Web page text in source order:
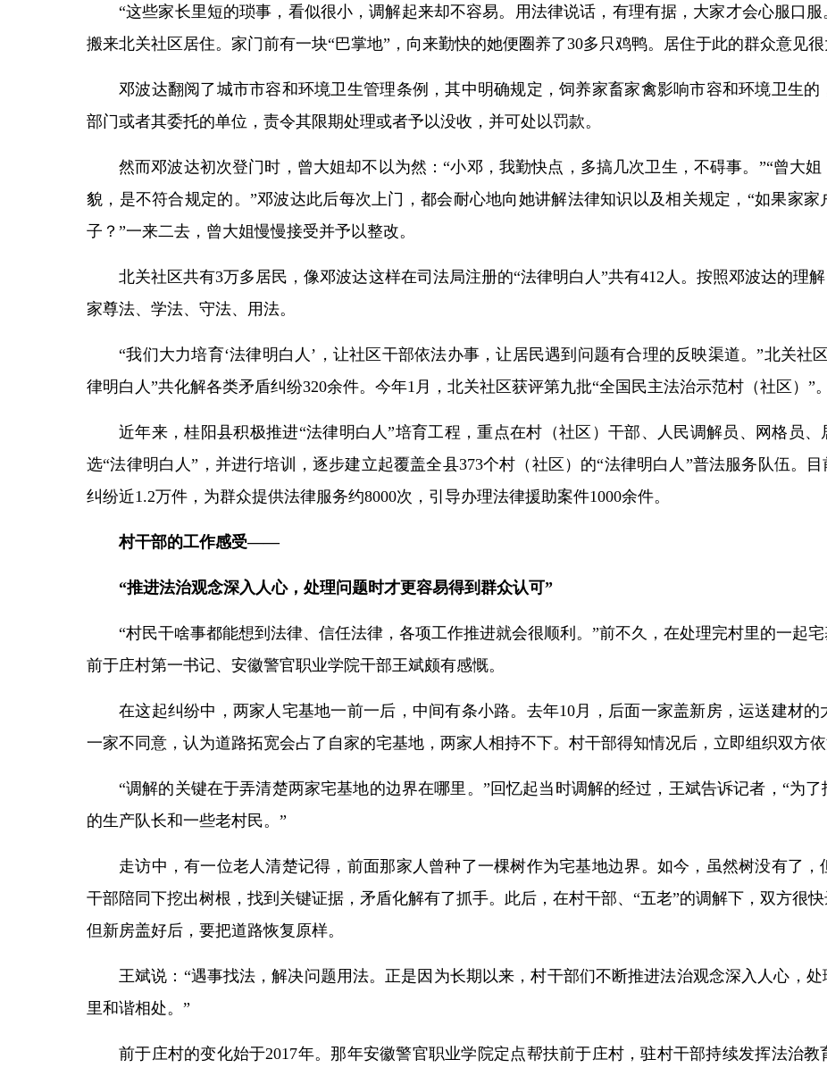
“这些家长里短的琐事，看似很小，调解起来却不容易。用法律说话，有理有据，大家才会心服口
搬来北关社区居住。家门前有一块“巴掌地”，向来勤快的她便圈养了30多只鸡鸭。居住于此的群众意见很
邓波达翻阅了城市市容和环境卫生管理条例，其中明确规定，饲养家畜家禽影响市容和环境卫生
部门或者其委托的单位，责令其限期处理或者予以没收，并可处以罚款。
然而邓波达初次登门时，曾大姐却不以为然：“小邓，我勤快点，多搞几次卫生，不碍事。”“曾大
貌，是不符合规定的。”邓波达此后每次上门，都会耐心地向她讲解法律知识以及相关规定，“如果家
子？”一来二去，曾大姐慢慢接受并予以整改。
北关社区共有3万多居民，像邓波达这样在司法局注册的“法律明白人”共有412人。按照邓波达的理
家尊法、学法、守法、用法。
“我们大力培育‘法律明白人’，让社区干部依法办事，让居民遇到问题有合理的反映渠道。”北关社
律明白人”共化解各类矛盾纠纷320余件。今年1月，北关社区获评第九批“全国民主法治示范村（社区）”。
近年来，桂阳县积极推进“法律明白人”培育工程，重点在村（社区）干部、人民调解员、网格员
选“法律明白人”，并进行培训，逐步建立起覆盖全县373个村（社区）的“法律明白人”普法服务队伍。
纠纷近1.2万件，为群众提供法律服务约8000次，引导办理法律援助案件1000余件。
村干部的工作感受——
“推进法治观念深入人心，处理问题时才更容易得到群众认可”
“村民干啥事都能想到法律、信任法律，各项工作推进就会很顺利。”前不久，在处理完村里的一起
前于庄村第一书记、安徽警官职业学院干部王斌颇有感慨。
在这起纠纷中，两家人宅基地一前一后，中间有条小路。去年10月，后面一家盖新房，运送建材
一家不同意，认为道路拓宽会占了自家的宅基地，两家人相持不下。村干部得知情况后，立即组织双方依
“调解的关键在于弄清楚两家宅基地的边界在哪里。”回忆起当时调解的经过，王斌告诉记者，“为
的生产队长和一些老村民。”
走访中，有一位老人清楚记得，前面那家人曾种了一棵树作为宅基地边界。如今，虽然树没有了
干部陪同下挖出树根，找到关键证据，矛盾化解有了抓手。此后，在村干部、“五老”的调解下，双方很
但新房盖好后，要把道路恢复原样。
王斌说：“遇事找法，解决问题用法。正是因为长期以来，村干部们不断推进法治观念深入人心，
里和谐相处。”
前于庄村的变化始于2017年。那年安徽警官职业学院定点帮扶前于庄村，驻村干部持续发挥法治